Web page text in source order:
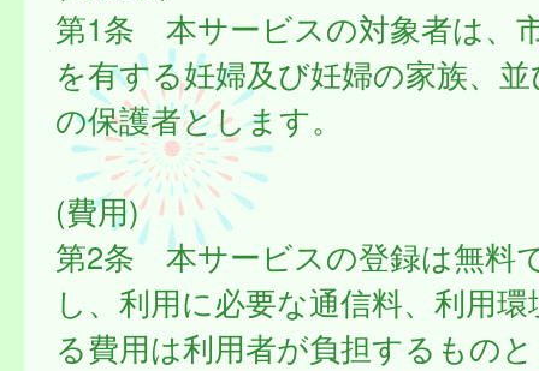
第1条 本サービスの対象者は、
を有する妊婦及び妊婦の家族、
の保護者とします。
(費用)
第2条 本サービスの登録は無料
し、利用に必要な通信料、利用
る費用は利用者が負担するもの